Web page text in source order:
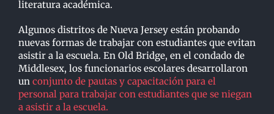
literatura académica.
Algunos distritos de Nueva Jersey están probando
nuevas formas de trabajar con estudiantes que evitan
asistir a la escuela. En Old Bridge, en el condado de
Middlesex, los funcionarios escolares desarrollaron
un conjunto de pautas y capacitación para el
personal para trabajar con estudiantes que se niegan
a asistir a la escuela.